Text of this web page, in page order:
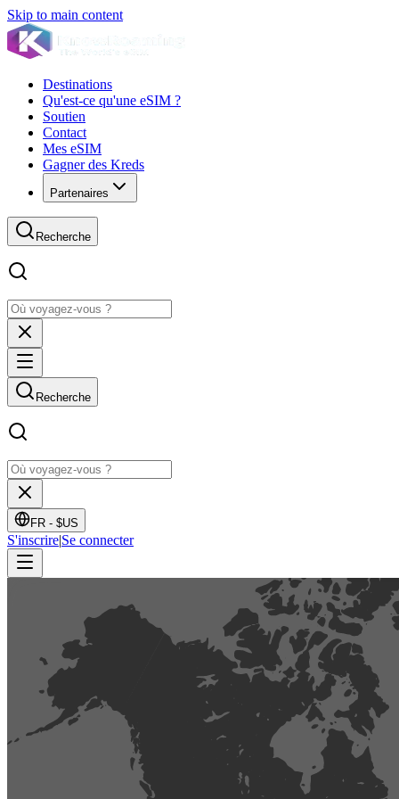
Skip to main content
Destinations
Qu'est-ce qu'une eSIM ?
Soutien
Contact
Mes eSIM
Gagner des Kreds
Partenaires
Recherche
Recherche
FR - $US
S'inscrire|Se connecter